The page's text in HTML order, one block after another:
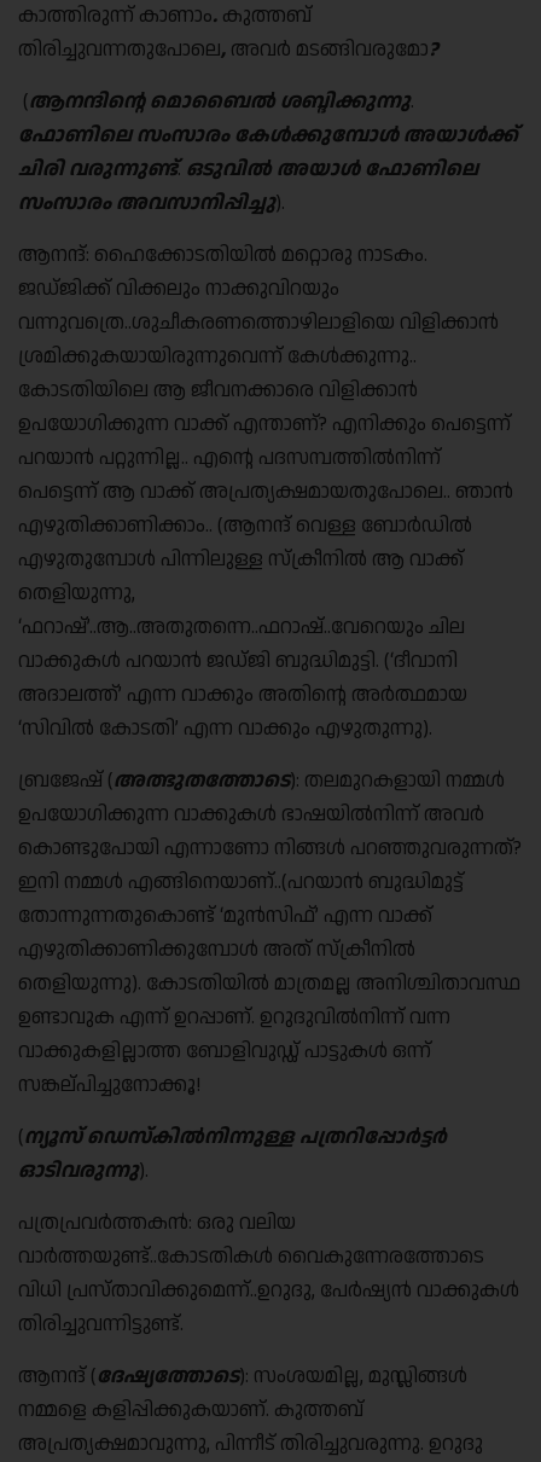
കാത്തിരുന്ന് കാണാം. കുത്തബ്
തിരിച്ചുവന്നതുപോലെ, അവർ മടങ്ങിവരുമോ?
(ആനന്ദിന്റെ മൊബൈൽ ശബ്ദിക്കുന്നു.
ഫോണിലെ സംസാരം കേൾക്കുമ്പോൾ അയാൾക്ക്
ചിരി വരുന്നുണ്ട്.ഒടുവിൽ അയാൾ ഫോണിലെ
സംസാരം അവസാനിപ്പിച്ചു).
ആനന്ദ്: ഹൈക്കോടതിയിൽ മറ്റൊരു നാടകം.
ജഡ്ജിക്ക് വിക്കലും നാക്കുവിറയും
വന്നുവത്രെ..ശുചീകരണത്തൊഴിലാളിയെ വിളിക്കാൻ
ശ്രമിക്കുകയായിരുന്നുവെന്ന് കേൾക്കുന്നു..
കോടതിയിലെ ആ ജീവനക്കാരെ വിളിക്കാൻ
ഉപയോഗിക്കുന്ന വാക്ക് എന്താണ്? എനിക്കും പെട്ടെന്ന്
പറയാൻ പറ്റുന്നില്ല.. എന്റെ പദസമ്പത്തിൽനിന്ന്
പെട്ടെന്ന് ആ വാക്ക് അപ്രത്യക്ഷമായതുപോലെ.. ഞാൻ
എഴുതിക്കാണിക്കാം.. (ആനന്ദ് വെള്ള ബോർഡിൽ
എഴുതുമ്പോൾ പിന്നിലുള്ള സ്ക്രീനിൽ ആ വാക്ക്
തെളിയുന്നു,
‘ഫറാഷ്’..ആ..അതുതന്നെ..ഫറാഷ്..വേറെയും ചില
വാക്കുകൾ പറയാൻ ജഡ്ജി ബുദ്ധിമുട്ടി. (‘ദീവാനി
അദാലത്ത്’ എന്ന വാക്കും അതിന്റെ അർത്ഥമായ
‘സിവിൽ കോടതി’ എന്ന വാക്കും എഴുതുന്നു).
ബ്രജേഷ് (അത്ഭുതത്തോടെ): തലമുറകളായി നമ്മൾ
ഉപയോഗിക്കുന്ന വാക്കുകൾ ഭാഷയിൽനിന്ന് അവർ
കൊണ്ടുപോയി എന്നാണോ നിങ്ങൾ പറഞ്ഞുവരുന്നത്?
ഇനി നമ്മൾ എങ്ങിനെയാണ്..(പറയാൻ ബുദ്ധിമുട്ട്
തോന്നുന്നതുകൊണ്ട് ‘മുൻസിഫ്’ എന്ന വാക്ക്
എഴുതിക്കാണിക്കുമ്പോൾ അത് സ്ക്രീനിൽ
തെളിയുന്നു). കോടതിയിൽ മാത്രമല്ല അനിശ്ചിതാവസ്ഥ
ഉണ്ടാവുക എന്ന് ഉറപ്പാണ്. ഉറുദുവിൽനിന്ന് വന്ന
വാക്കുകളില്ലാത്ത ബോളിവുഡ്ഡ് പാട്ടുകൾ ഒന്ന്
സങ്കല്പിച്ചുനോക്കൂ!
(ന്യൂസ് ഡെസ്കിൽനിന്നുള്ള പത്രറിപ്പോർട്ടർ
ഓടിവരുന്നു).
പത്രപ്രവർത്തകൻ: ഒരു വലിയ
വാർത്തയുണ്ട്..കോടതികൾ വൈകുന്നേരത്തോടെ
വിധി പ്രസ്താവിക്കുമെന്ന്..ഉറുദു, പേർഷ്യൻ വാക്കുകൾ
തിരിച്ചുവന്നിട്ടുണ്ട്.
ആനന്ദ് (ദേഷ്യത്തോടെ): സംശയമില്ല, മുസ്ലിങ്ങൾ
നമ്മളെ കളിപ്പിക്കുകയാണ്. കുത്തബ്
അപ്രത്യക്ഷമാവുന്നു, പിന്നീട് തിരിച്ചുവരുന്നു. ഉറുദു